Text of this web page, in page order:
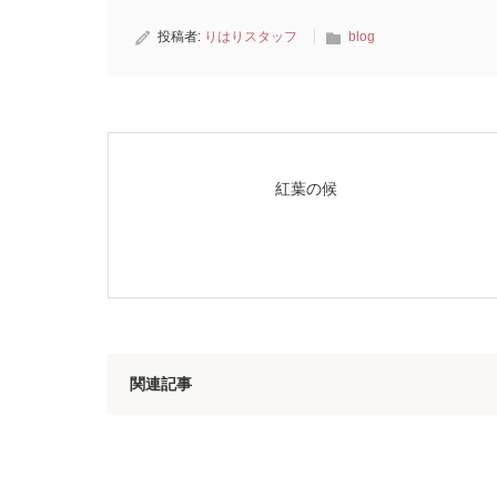
投稿者: りはりスタッフ blog
紅葉の候
関連記事